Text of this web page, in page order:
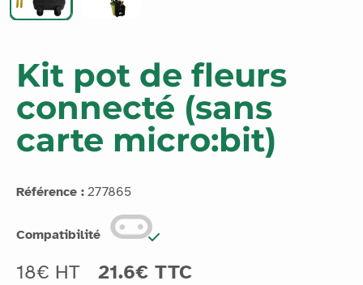
Kit pot de fleurs
connecté (sans
carte micro:bit)
Référence : 277865
Compatibilité
18€ HT 21.6€ TTC